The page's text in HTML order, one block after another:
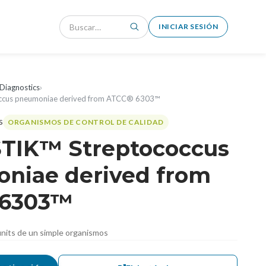
INICIAR SESIÓN
›
pneumoniae derived from ATCC® 6303™
ORGANISMOS DE CONTROL DE CALIDAD
Streptococcus
derived from
de un simple organismos